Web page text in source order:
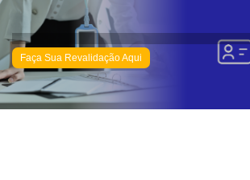
Faça Sua Revalidação Aqui